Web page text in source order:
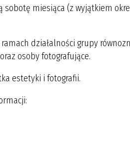
miesiąca (z wyjątkiem
działalności grupy
osoby fotografujące.
estetyki i fotografii.